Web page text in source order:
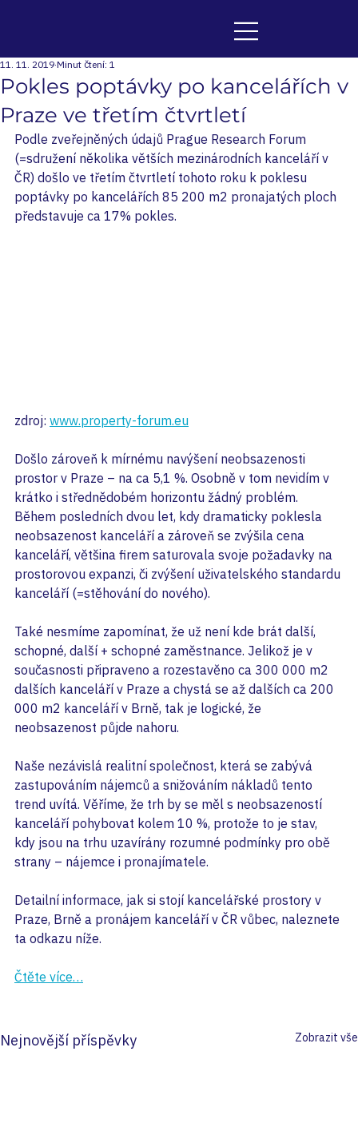
Pokles poptávky po kancelářích v
Praze ve třetím čtvrtletí
11. 11. 2019 Minut čtení: 1
Podle zveřejněných údajů Prague Research Forum
(=sdružení několika větších mezinárodních kanceláří v
ČR) došlo ve třetím čtvrtletí tohoto roku k poklesu
poptávky po kancelářích 85 200 m2 pronajatých ploch
představuje ca 17% pokles.
zdroj: www.property-forum.eu
Došlo zároveň k mírnému navýšení neobsazenosti
prostor v Praze – na ca 5,1 %. Osobně v tom nevidím v
krátko i střednědobém horizontu žádný problém.
Během posledních dvou let, kdy dramaticky poklesla
neobsazenost kanceláří a zároveň se zvýšila cena
kanceláří, většina firem saturovala svoje požadavky na
prostorovou expanzi, či zvýšení uživatelského standardu
kanceláří (=stěhování do nového).
Také nesmíme zapomínat, že už není kde brát další,
schopné, další + schopné zaměstnance. Jelikož je v
současnosti připraveno a rozestavěno ca 300 000 m2
dalších kanceláří v Praze a chystá se až dalších ca 200
000 m2 kanceláří v Brně, tak je logické, že
neobsazenost půjde nahoru.
Naše nezávislá realitní společnost, která se zabývá
zastupováním nájemců a snižováním nákladů tento
trend uvítá. Věříme, že trh by se měl s neobsazeností
kanceláří pohybovat kolem 10 %, protože to je stav,
kdy jsou na trhu uzavírány rozumné podmínky pro obě
strany – nájemce i pronajímatele.
Detailní informace, jak si stojí kancelářské prostory v
Praze, Brně a pronájem kanceláří v ČR vůbec, naleznete
ta odkazu níže.
Čtěte více…
Nejnovější příspěvky Zobrazit vše